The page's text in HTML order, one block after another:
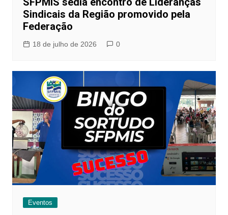
Sindicais da Região promovido pela
Federação
18 de julho de 2026 0
Eventos